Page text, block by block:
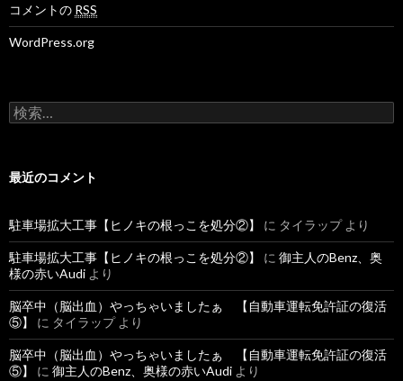
コメントの RSS
WordPress.org
検
索
最近のコメント
駐車場拡大工事【ヒノキの根っこを処分②】 に タイラップより
駐車場拡大工事【ヒノキの根っこを処分②】 に 御主人のBenz、奥
様の赤いAudi より
脳卒中（脳出血）やっちゃいましたぁ 【自動車運転免許証の復活
⑤】
に タイラップより
脳卒中（脳出血）やっちゃいましたぁ 【自動車運転免許証の復活
⑤】
に 御主人のBenz、奥様の赤いAudi より